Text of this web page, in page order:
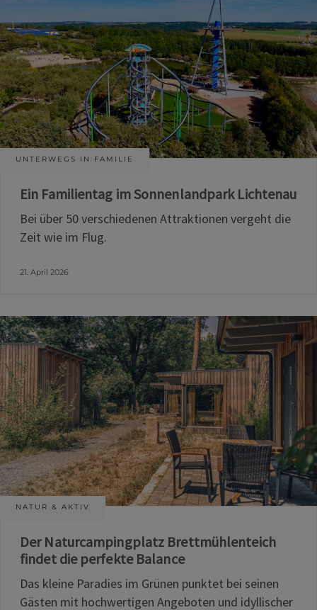
UNTERWEGS IN FAMILIE
Ein Familientag im Sonnenlandpark Lichtenau
Bei über 50 verschiedenen Attraktionen vergeht die
Zeit wie im Flug.
21. April 2026
NATUR & AKTIV
Der Naturcampingplatz Brettmühlenteich
findet die perfekte Balance
Das kleine Paradies im Grünen punktet bei seinen
Gästen mit hochwertigen Angeboten und idyllischer